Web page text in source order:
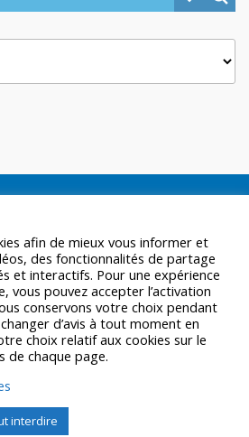
afin de mieux vous informer et
des fonctionnalités de partage
et interactifs. Pour une expérience
vous pouvez accepter l’activation
conservons votre choix pendant
d’avis à tout moment en
choix relatif aux cookies sur le
de chaque page.
interdire